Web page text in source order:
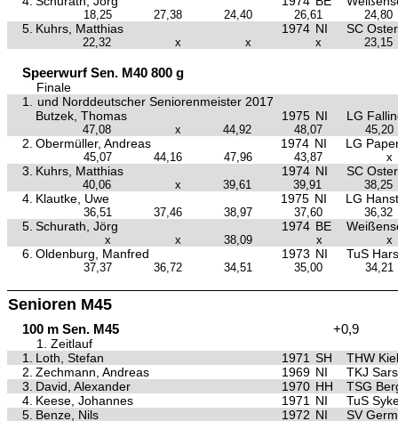
18,25 27,38 24,40 26,61 24,80
5. Kuhrs, Matthias 1974 NI SC
22,32 x x x 23,15
Speerwurf Sen. M40 800 g
Finale
1.
und Norddeutscher Seniorenmeister 2017
Butzek, Thomas
1975 NI LG
47,08 x 44,92 48,07 45,20
2. Obermüller, Andreas 1974 NI LG
45,07 44,16 47,96 43,87 x
3. Kuhrs, Matthias 1974 NI SC
40,06 x 39,61 39,91 38,25
4. Klautke, Uwe 1975 NI LG
36,51 37,46 38,97 37,60 36,32
5. Schurath, Jörg 1974 BE
x x 38,09 x x
6. Oldenburg, Manfred 1973 NI TuS
37,37 36,72 34,51 35,00 34,21
Senioren M45
100 m Sen. M45 +0,9
1. Zeitlauf
1.
Loth, Stefan 1971 SH
THW Kiel
2. Zechmann, Andreas 1969 NI
TKJ
3. David, Alexander 1970 HH
TSG
4. Keese, Johannes 1971 NI
TuS
5. Benze, Nils 1972 NI SV